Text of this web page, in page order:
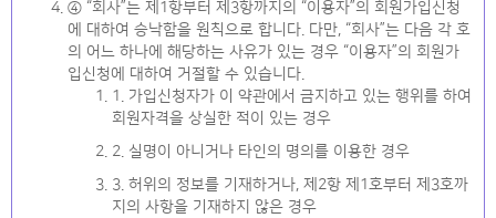
④ “회사”는 제1항부터 제3항까지의 “이용자”의 회원가입신청
에 대하여 승낙함을 원칙으로 합니다. 다만, “회사”는 다음 각 호
의 어느 하나에 해당하는 사유가 있는 경우 “이용자”의 회원가
입신청에 대하여 거절할 수 있습니다.
1. 가입신청자가 이 약관에서 금지하고 있는 행위를 하여
회원자격을 상실한 적이 있는 경우
2. 실명이 아니거나 타인의 명의를 이용한 경우
3. 허위의 정보를 기재하거나, 제2항 제1호부터 제3호까
지의 사항을 기재하지 않은 경우